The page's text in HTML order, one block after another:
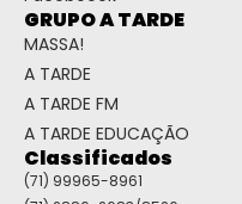
GRUPO A TARDE
MASSA!
A TARDE
A TARDE FM
A TARDE EDUCAÇÃO
Classificados
(71) 99965-8961